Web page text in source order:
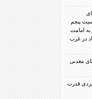
پنجم
به امامت
در غرب
معدنی
قدرت